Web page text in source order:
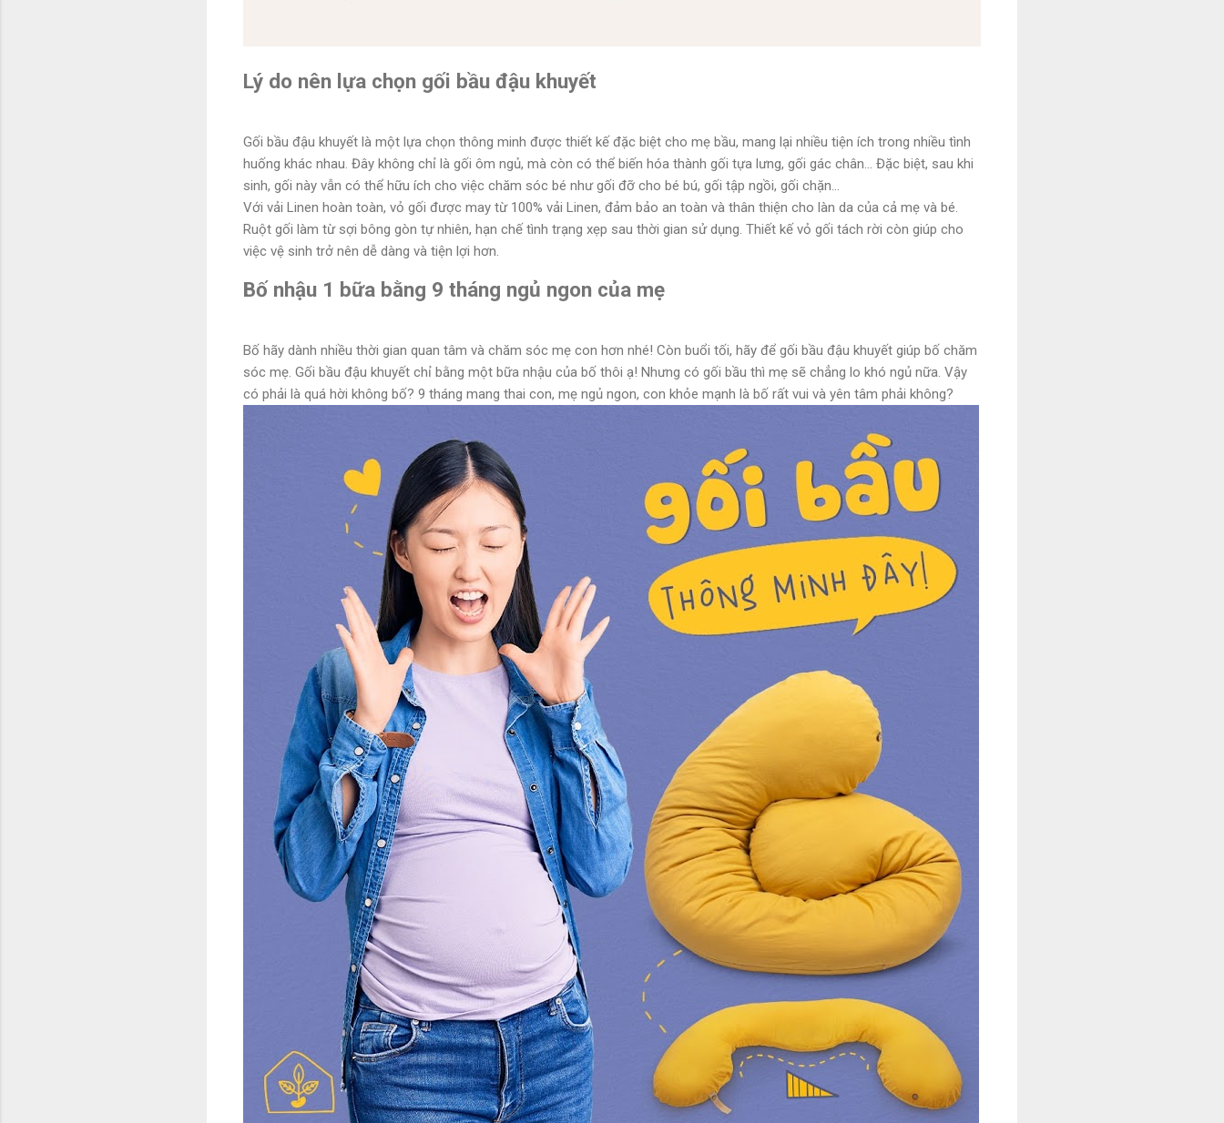
Lý do nên lựa chọn gối bầu đậu khuyết
Gối bầu đậu khuyết là một lựa chọn thông minh được thiết kế đặc biệt cho mẹ bầu, mang lại nhiều tiện ích trong nhiều tình
huống khác nhau. Đây không chỉ là gối ôm ngủ, mà còn có thể biến hóa thành gối tựa lưng, gối gác chân... Đặc biệt, sau khi
sinh, gối này vẫn có thể hữu ích cho việc chăm sóc bé như gối đỡ cho bé bú, gối tập ngồi, gối chặn...
Với vải Linen hoàn toàn, vỏ gối được may từ 100% vải Linen, đảm bảo an toàn và thân thiện cho làn da của cả mẹ và bé.
Ruột gối làm từ sợi bông gòn tự nhiên, hạn chế tình trạng xẹp sau thời gian sử dụng. Thiết kế vỏ gối tách rời còn giúp cho
việc vệ sinh trở nên dễ dàng và tiện lợi hơn.
Bố nhậu 1 bữa bằng 9 tháng ngủ ngon của mẹ
Bố hãy dành nhiều thời gian quan tâm và chăm sóc mẹ con hơn nhé! Còn buổi tối, hãy để gối bầu đậu khuyết giúp bố chăm
sóc mẹ. Gối bầu đậu khuyết chỉ bằng một bữa nhậu của bố thôi ạ! Nhưng có gối bầu thì mẹ sẽ chẳng lo khó ngủ nữa. Vậy
có phải là quá hời không bố? 9 tháng mang thai con, mẹ ngủ ngon, con khỏe mạnh là bố rất vui và yên tâm phải không?